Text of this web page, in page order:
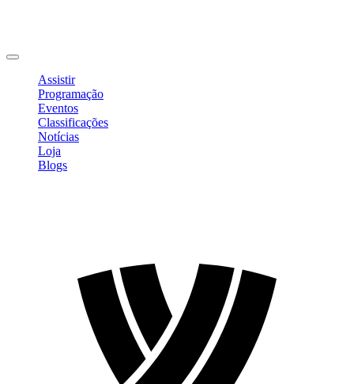
Assistir
Programação
Eventos
Classificações
Notícias
Loja
Blogs